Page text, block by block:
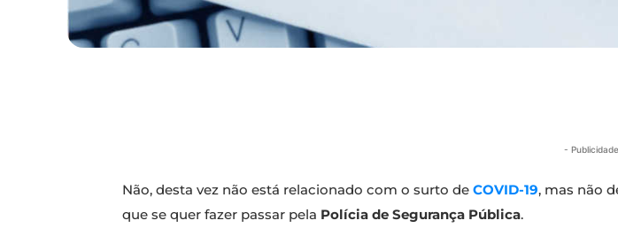
-
Não, desta vez não está relacionado com o surto de COVID-19, mas não
que se quer fazer passar pela Polícia de Segurança Pública.